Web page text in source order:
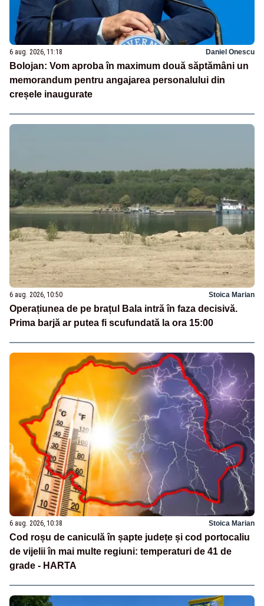
6 aug. 2026, 11:18 Daniel Onescu
Bolojan: Vom aproba în maximum două săptămâni un
memorandum pentru angajarea personalului din
creșele inaugurate
6 aug. 2026, 10:50 Stoica Marian
Operațiunea de pe brațul Bala intră în faza decisivă.
Prima barjă ar putea fi scufundată la ora 15:00
6 aug. 2026, 10:38 Stoica Marian
Cod roșu de caniculă în șapte județe și cod portocaliu
de vijelii în mai multe regiuni: temperaturi de 41 de
grade - HARTA